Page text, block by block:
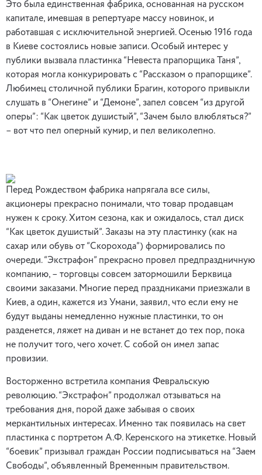
Это была единственная фабрика, основанная на русском
капитале, имевшая в репертуаре массу новинок, и
работавшая с исключительной энергией. Осенью 1916 года
в Киеве состоялись новые записи. Особый интерес у
публики вызвала пластинка “Невеста прапорщика Таня”,
которая могла конкурировать с “Рассказом о прапорщике”.
Любимец столичной публики Брагин, которого привыкли
слушать в “Онегине” и “Демоне”, запел совсем “из другой
оперы”: “Как цветок душистый”, “Зачем было влюбляться?”
– вот что пел оперный кумир, и пел великолепно.
Перед Рождеством фабрика напрягала все силы,
акционеры прекрасно понимали, что товар продавцам
нужен к сроку. Хитом сезона, как и ожидалось, стал диск
“Как цветок душистый”. Заказы на эту пластинку (как на
сахар или обувь от “Скорохода”) формировались по
очереди. “Экстрафон” прекрасно провел предпраздничную
компанию, – торговцы совсем затормошили Берквица
своими заказами. Многие перед праздниками приезжали в
Киев, а один, кажется из Умани, заявил, что если ему не
будут выданы немедленно нужные пластинки, то он
разденется, ляжет на диван и не встанет до тех пор, пока
не получит того, чего хочет. С собой он имел запас
провизии.
Восторженно встретила компания Февральскую
революцию. “Экстрафон” продолжал отзываться на
требования дня, порой даже забывая о своих
меркантильных интересах. Именно так появилась на свет
пластинка с портретом А.Ф. Керенского на этикетке. Новый
“боевик” призывал граждан России подписываться на “Заем
Свободы”, объявленный Временным правительством.